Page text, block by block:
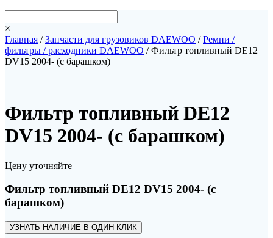
×
Главная /Запчасти для грузовиков DAEWOO /Ремни /
фильтры / расходники DAEWOO / Фильтр топливный DE12
DV15 2004- (с барашком)
Фильтр топливный DE12
DV15 2004- (с барашком)
Цену уточняйте
Фильтр топливный DE12 DV15 2004- (с
барашком)
УЗНАТЬ НАЛИЧИЕ В ОДИН КЛИК